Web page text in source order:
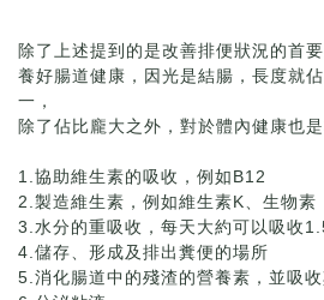
除了上述提到的是改善排便狀況的首
養好腸道健康，因光是結腸，長度就
一，
除了佔比龐大之外，對於體內健康也
1.協助維生素的吸收，例如B12
2.製造維生素，例如維生素K、生物素
3.水分的重吸收，每天大約可以吸收
4.儲存、形成及排出糞便的場所
5.消化腸道中的殘渣的營養素，並吸